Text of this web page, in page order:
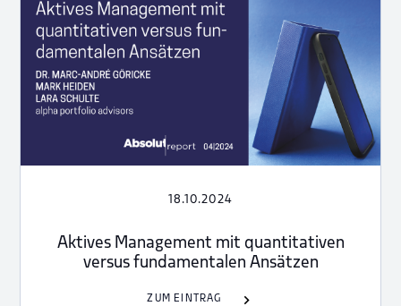
18.10.2024
Aktives Management mit quantitativen
versus fundamentalen Ansätzen
ZUM EINTRAG